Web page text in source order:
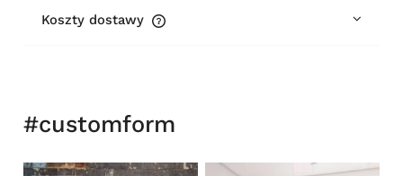
Koszty dostawy
#customform